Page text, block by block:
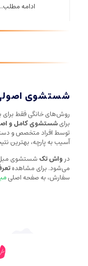
ادامه
شستشوی
روش‌های خانگی فقط
برایشستشوی کامل و
توسط افراد متخصص و
آسیب به پارچه، بهترین
درواش تک شستشوی مبل
می‌شود. برای مشاهده
سفارش، به صفحه اصلی